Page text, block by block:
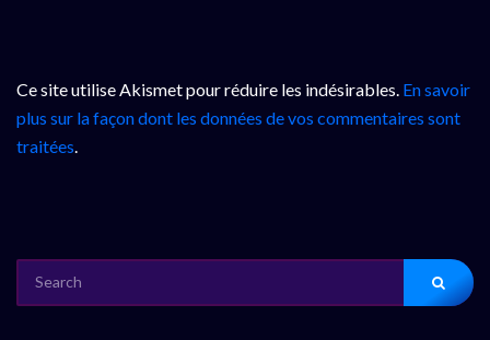
Ce site utilise Akismet pour réduire les indésirables. En savoir
plus sur la façon dont les données de vos commentaires sont
traitées.
FOR: